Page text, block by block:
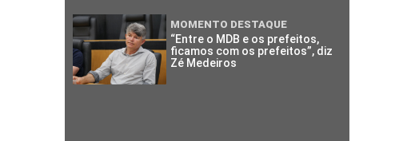
MOMENTO DESTAQUE
“Entre o MDB e os prefeitos,
ficamos com os prefeitos”, diz
Zé Medeiros